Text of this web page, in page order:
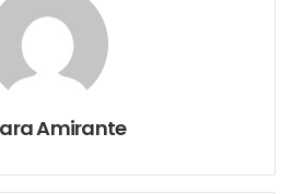
Amirante